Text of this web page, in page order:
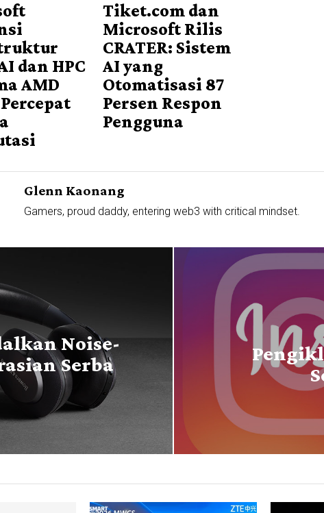
dan HPC
AMD
Tiket.com dan
Microsoft Rilis
CRATER: Sistem
AI yang
Otomatisasi 87
Persen Respon
Pengguna
Glenn Kaonang
Gamers, proud daddy, entering web3 with critical mindset.
Noise-
Serba